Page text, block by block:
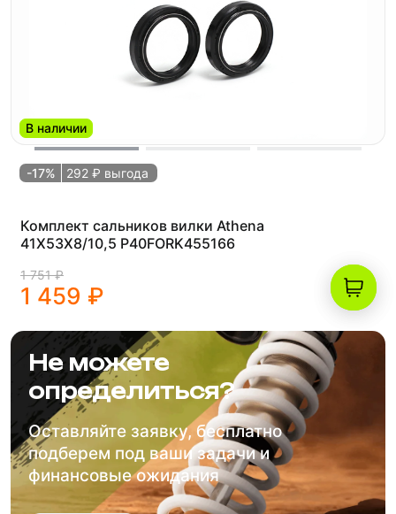
В наличии
-17% 292 ₽ выгода
Комплект сальников вилки Athena
41X53X8/10,5 P40FORK455166
1 751 ₽
1 459 ₽
Не можете
определиться?
Оставляйте заявку, бесплатно
подберем под ваши задачи и
финансовые ожидания